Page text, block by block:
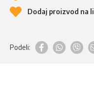
Dodaj proizvod na
Podeli: